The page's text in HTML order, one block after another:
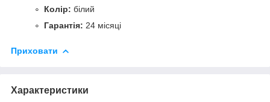
Колір: білий
Гарантія: 24 місяці
Приховати
Характеристики